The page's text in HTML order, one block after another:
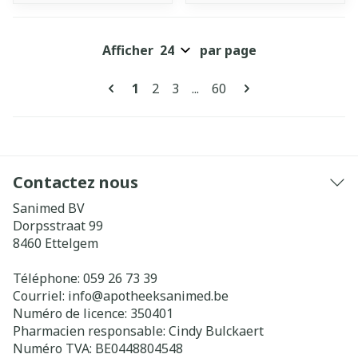
Pages
Vous lisez actuellement la page
1 Page
2 Page
3 ... Page
60
Afficher par page
Contactez nous
Sanimed BV
Dorpsstraat 99
8460 Ettelgem
Téléphone: 059 26 73 39
Courriel: info@apotheeksanimed.be
Numéro de licence: 350401
Pharmacien responsable: Cindy Bulckaert
Numéro TVA: BE0448804548